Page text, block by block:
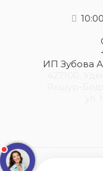
ИП Зубова